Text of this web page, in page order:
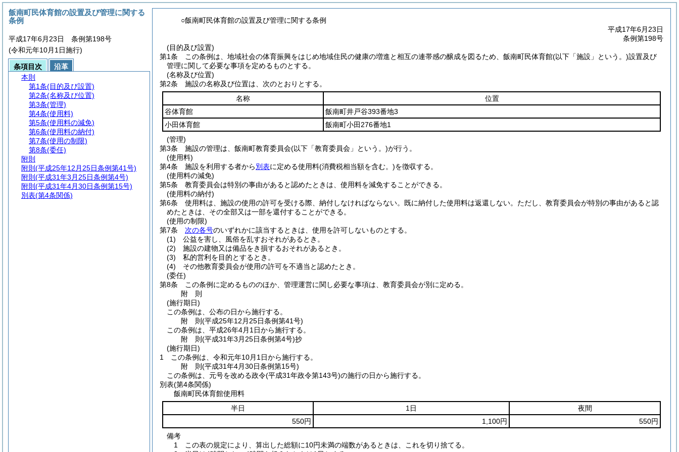
○飯南町民体育館の設置及び管理に関する条例
平成17年6月23日
条例第198号
(目的及び設置)
第1条
この条例は、地域社会の体育振興をはじめ地域住民の健康の増進と相互の連帯感の醸成を図るため、飯南町民体育館(以下「施設」という。)設置及び
管理に関して必要な事項を定めるものとする。
(名称及び位置)
第2条
施設の名称及び位置は、次のとおりとする。
名称
位置
谷体育館
飯南町井戸谷393番地3
小田体育館
飯南町小田276番地1
(管理)
第3条
施設の管理は、飯南町教育委員会(以下「教育委員会」という。)が行う。
(使用料)
第4条
施設を利用する者から別表に定める使用料(消費税相当額を含む。)を徴収する。
(使用料の減免)
第5条
教育委員会は特別の事由があると認めたときは、使用料を減免することができる。
(使用料の納付)
第6条
使用料は、施設の使用の許可を受ける際、納付しなければならない。 既に納付した使用料は返還しない。 ただし、教育委員会が特別の事由があると認
めたときは、その全部又は一部を還付することができる。
(使用の制限)
第7条
次の各号のいずれかに該当するときは、使用を許可しないものとする。
(1)
公益を害し、風俗を乱すおそれがあるとき。
(2)
施設の建物又は備品をき損するおそれがあるとき。
(3)
私的営利を目的とするとき。
(4)
その他教育委員会が使用の許可を不適当と認めたとき。
(委任)
第8条
この条例に定めるもののほか、管理運営に関し必要な事項は、教育委員会が別に定める。
附 則
(施行期日)
この条例は、公布の日から施行する。
附 則(平成25年12月25日条例第41号)
この条例は、平成26年4月1日から施行する。
附 則(平成31年3月25日条例第4号)抄
(施行期日)
1
この条例は、令和元年10月1日から施行する。
附 則(平成31年4月30日条例第15号)
この条例は、元号を改める政令(平成31年政令第143号)の施行の日から施行する。
別表(第4条関係)
飯南町民体育館使用料
半日
1日
夜間
550円
1,100円
550円
備考
1 この表の規定により、算出した総額に10円未満の端数があるときは、これを切り捨てる。
飯南町民体育館の設置及び管理に関する
条例
平成17年6月23日 条例第198号
(令和元年10月1日施行)
条項目次
沿革
本則
第1条(目的及び設置)
第2条(名称及び位置)
第3条(管理)
第4条(使用料)
第5条(使用料の減免)
第6条(使用料の納付)
第7条(使用の制限)
第8条(委任)
附則
附則 (平成25年12月25日条例第41号)
附則 (平成31年3月25日条例第4号)
附則 (平成31年4月30日条例第15号)
別表(第4条関係)